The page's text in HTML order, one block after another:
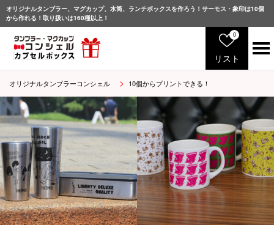
オリジナルタンブラー、マグカップ、水筒、ランチボックスを作ろう！サーモス・象印は10個
から作れる！取り扱いは160種以上！
リスト
0
サ
ー
モ
ス
象
印
マ
グ
カ
ッ
プ
オリジナルタンブラーコンシェル 10個からプリントできる！